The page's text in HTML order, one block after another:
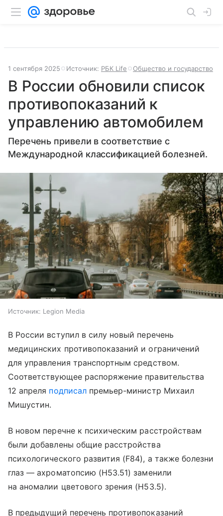
1 сентября 2025 Источник: РБК Life Общество и государство
В России обновили список
противопоказаний к
управлению автомобилем
Перечень привели в соответствие с
Международной классификацией болезней.
Источник: Legion Media
В России вступил в силу новый перечень
медицинских противопоказаний и ограничений
для управления транспортным средством.
Соответствующее распоряжение правительства
12 апреля подписалпремьер-министр Михаил
Мишустин.
В новом перечне к психическим расстройствам
были добавлены общие расстройства
психологического развития (F84), а также болезни
глаз — ахроматопсию (H53.51) заменили
на аномалии цветового зрения (H53.5).
В предыдущий перечень противопоказаний